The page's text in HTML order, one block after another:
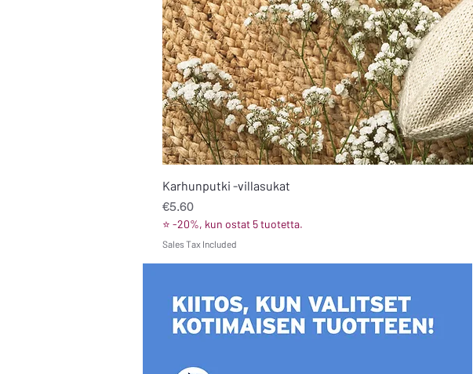
Karhunputki -villasukat
Price
€5.60
⭐ -20%, kun ostat 5 tuotetta.
Sales Tax Included